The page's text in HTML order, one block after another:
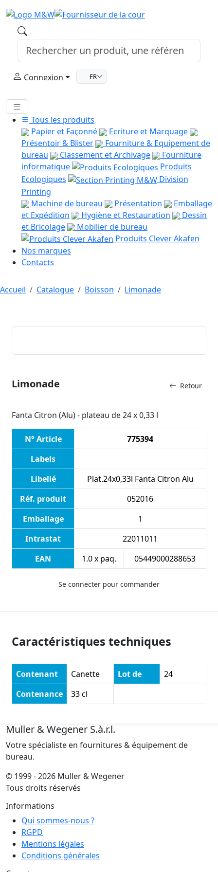
Connexion FR
Tous les produits
Papier et Façonné
Ecriture et Marquage
Présentoir & Blister
Fourniture & Equipement de
bureau
Classement et Archivage
Fourniture
informatique
Produits
Ecologiques
Division
Printing
Machine de bureau
Présentation
Emballage
et Expédition
Hygiène et Restauration
Dessin
et Bricolage
Mobilier de bureau
Produits Clever Akafen
Nos marques
Contacts
Accueil Catalogue Boisson Limonade
Retour
Limonade
Fanta Citron (Alu) - plateau de 24 x 0,33 l
N° Article
775394
Labels
Libellé
Plat.24x0,33l Fanta Citron Alu
Réf. produit
052016
Emballage
1
Intrastat
22011011
EAN
1.0 x paq. 05449000288653
Se connecter pour commander
Caractéristiques techniques
Contenant Canette Lot de
24
Contenance
33 cl
Muller & Wegener S.à.r.l.
Votre spécialiste en fournitures & équipement de
bureau.
© 1999 - 2026 Muller & Wegener
Tous droits réservés
Informations
Qui sommes-nous ?
RGPD
Mentions légales
Conditions générales